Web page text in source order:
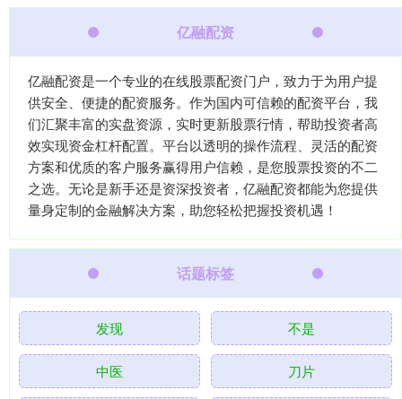
亿融配资
亿融配资是一个专业的在线股票配资门户，致力于为用户提
供安全、便捷的配资服务。作为国内可信赖的配资平台，我
们汇聚丰富的实盘资源，实时更新股票行情，帮助投资者高
效实现资金杠杆配置。平台以透明的操作流程、灵活的配资
方案和优质的客户服务赢得用户信赖，是您股票投资的不二
之选。无论是新手还是资深投资者，亿融配资都能为您提供
量身定制的金融解决方案，助您轻松把握投资机遇！
话题标签
发现 不是
中医 刀片